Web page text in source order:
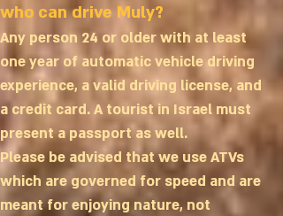
who can drive Muly?
Any person 24 or older with at least
one year of automatic vehicle driving
experience, a valid driving license, and
a credit card. A tourist in Israel must
present a passport as well.
Please be advised that we use ATVs
which are governedfor speed and are
meant for enjoying nature, not